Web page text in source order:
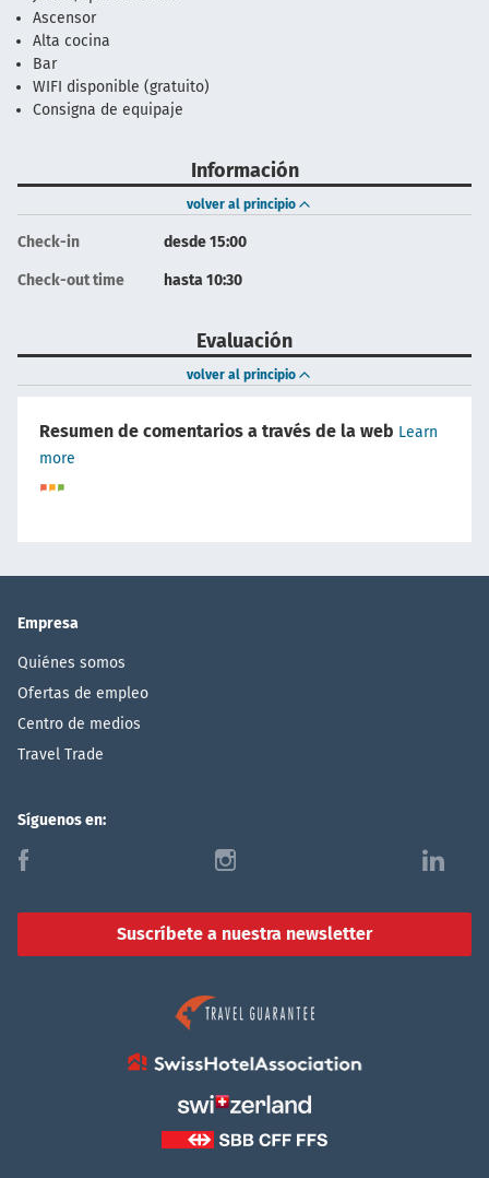
Ascensor
Alta cocina
Bar
WIFI disponible (gratuito)
Consigna de equipaje
Información
volver al principio
Check-in desde 15:00
Check-out time hasta 10:30
Evaluación
volver al principio
Resumen de comentarios a través de la web Learn
more
Empresa
Quiénes somos
Ofertas de empleo
Centro de medios
Travel Trade
Síguenos en:
f i l
Suscríbete a nuestra newsletter